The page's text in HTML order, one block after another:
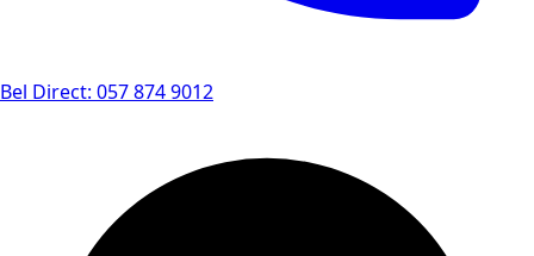
Bel Direct: 057 874 9012